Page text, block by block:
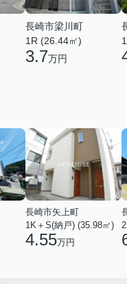
長崎市梁川町
1R (26.44㎡)
3.7万円
長崎市矢上町
1K＋S(納戸) (35.98㎡)
4.55万円